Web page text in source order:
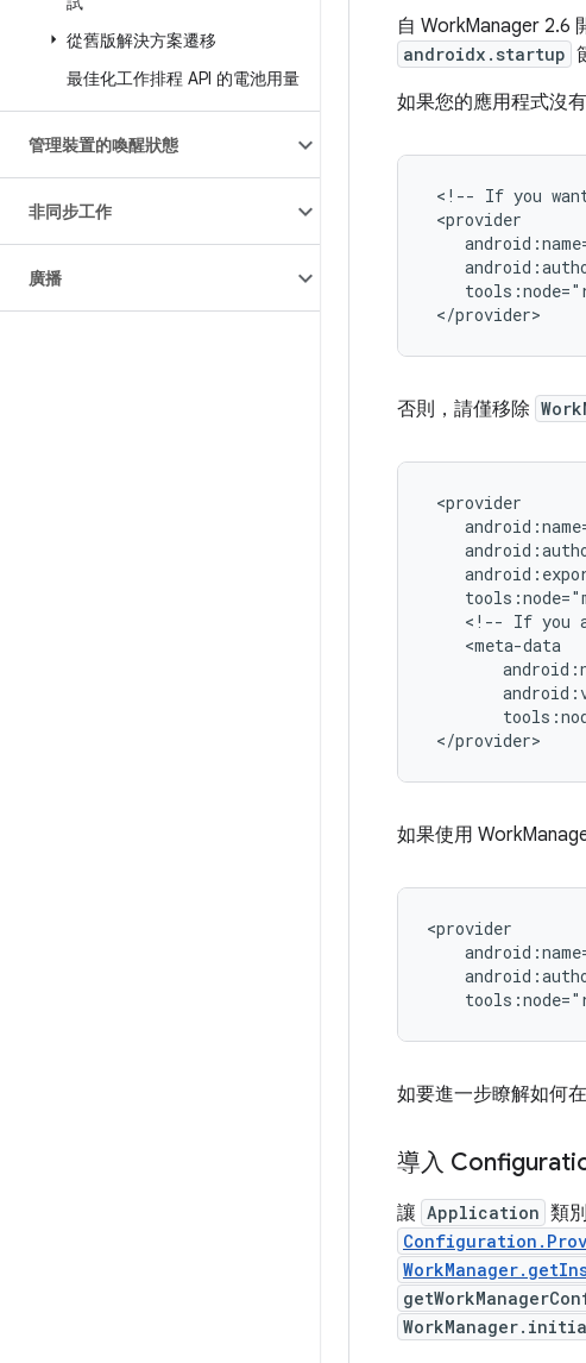
從舊版解決方案遷移
最佳化工作排程 API 的電池用量
管理裝置的喚醒狀態
非同步工作
廣播
自 WorkManager 2.6
androidx.startup
如果您的應用程式沒
<!-- If you
否則，請僅移除
<!-- If you
如果使用
如要進一步瞭解如何
導入
讓 Application 類